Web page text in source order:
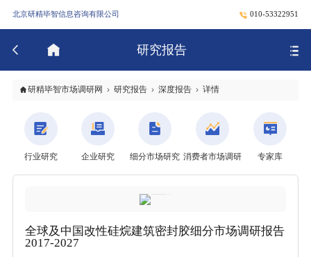
北京研精毕智信息咨询有限公司 010-53322951
研究报告
研精毕智市场调研网 研究报告 深度报告 详情
行业研究 企业研究 细分市场研究 消费者市场调研 专家库
全球及中国改性硅烷建筑密封胶细分市场调研报告
2017-2027